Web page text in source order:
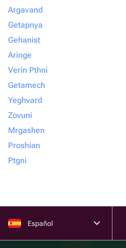
Argavand
Getapnya
Gehanist
Aringe
Verin Pthni
Getamech
Yeghvard
Zovuni
Mrgashen
Proshian
Ptgni
Español